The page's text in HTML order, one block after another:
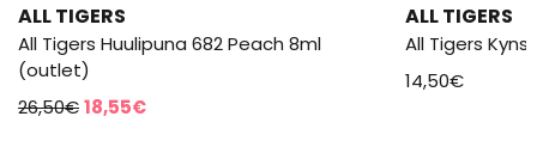
ALL TIGERS
All Tigers Huulipuna 682 Peach 8ml
(outlet)
26,50€Alkuperäinen
18,55€Nykyinen
ALL TIGERS
14,50€